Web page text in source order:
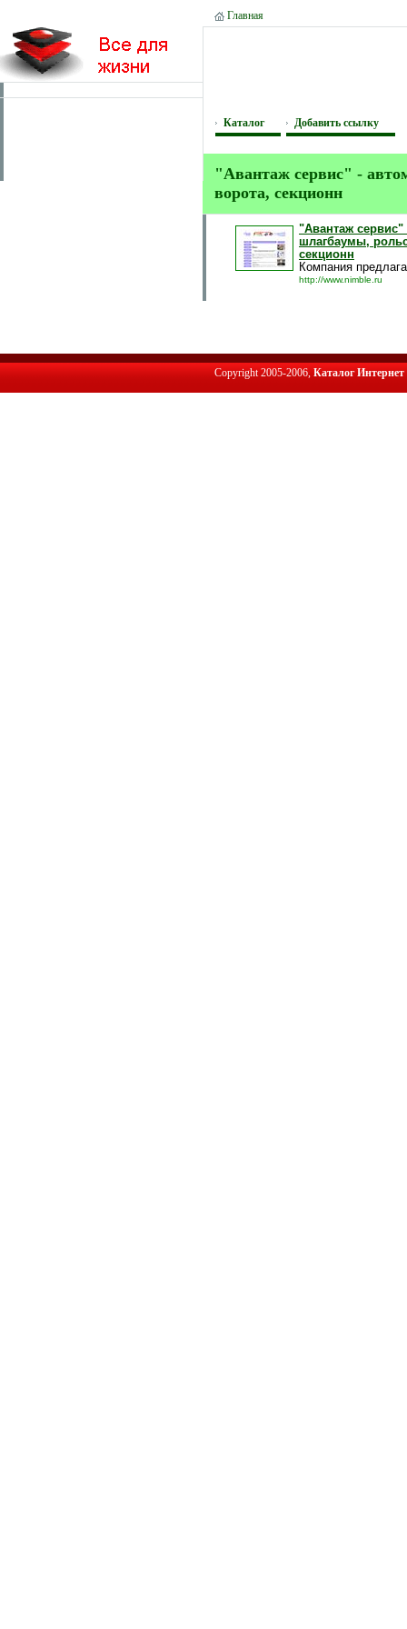
Главная
Каталог Добавить ссылку
"Авантаж сервис" -
ворота, секционн
"Авантаж сервис"
шлагбаумы,
секционн
Компания
http://www.nimble.ru
Copyright 2005-2006, Каталог Интернет